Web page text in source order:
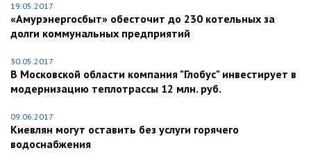
19.05.2017
«Амурэнергосбыт» обесточит до 230 котельных за
долги коммунальных предприятий
30.05.2017
В Московской области компания "Глобус" инвестирует в
модернизацию теплотрассы 12 млн. руб.
09.06.2017
Киевлян могут оставить без услуги горячего
водоснабжения